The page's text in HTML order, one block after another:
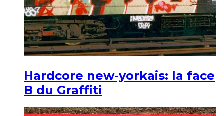
Hardcore new-yorkais: la face
B du Graffiti